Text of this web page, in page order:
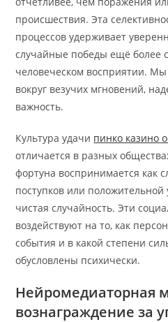
происшествия. Эта
процессов удерживает
случайные победы ещё более
человеческом восприятии.
вокруг везучих мгновений,
важность.
Культура удачи пинко казино
отличается в разных
фортуна воспринимается как
поступков или
чистая случайность. Эти
воздействуют на то, как
события и в какой степени
обусловлены психически.
Нейромедиаторная
вознаграждение за